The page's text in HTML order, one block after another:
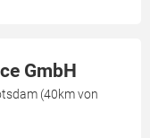
GmbH
(40km von